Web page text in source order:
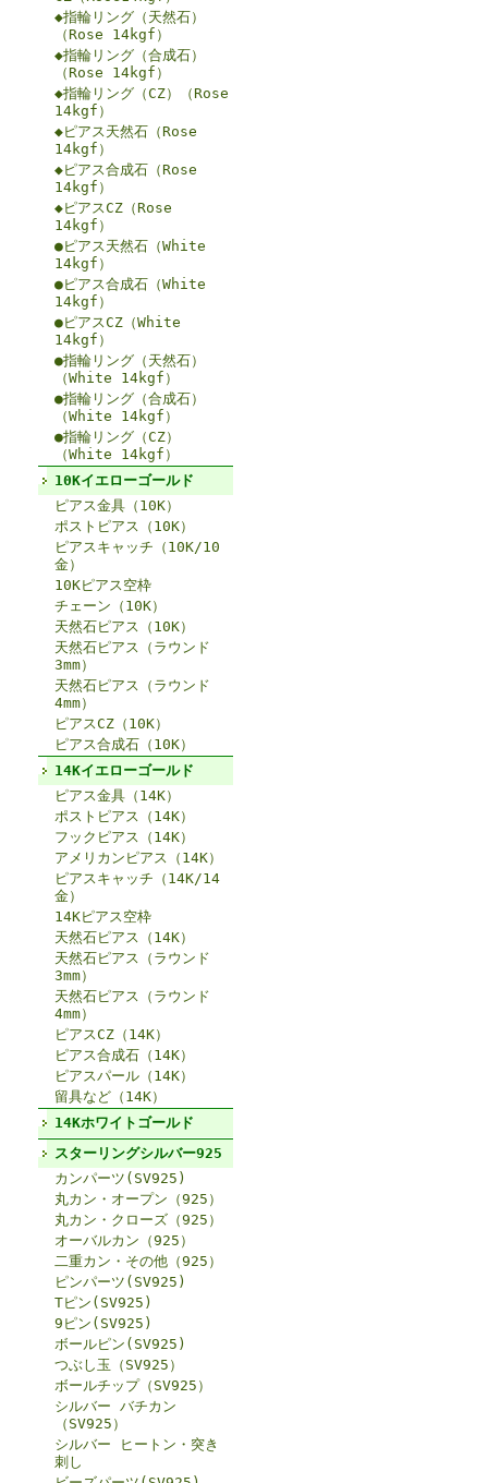
◆指輪リング（天然石）
（Rose 14kgf）
◆指輪リング（合成石）
（Rose 14kgf）
◆指輪リング（CZ）（Rose
14kgf）
◆ピアス天然石（Rose
14kgf）
◆ピアス合成石（Rose
14kgf）
◆ピアスCZ（Rose
14kgf）
●ピアス天然石（White
14kgf）
●ピアス合成石（White
14kgf）
●ピアスCZ（White
14kgf）
●指輪リング（天然石）
（White 14kgf）
●指輪リング（合成石）
（White 14kgf）
●指輪リング（CZ）
（White 14kgf）
10Kイエローゴールド
ピアス金具（10K）
ポストピアス（10K）
ピアスキャッチ（10K/10
金）
10Kピアス空枠
チェーン（10K）
天然石ピアス（10K）
天然石ピアス（ラウンド
3mm）
天然石ピアス（ラウンド
4mm）
ピアスCZ（10K）
ピアス合成石（10K）
14Kイエローゴールド
ピアス金具（14K）
ポストピアス（14K）
フックピアス（14K）
アメリカンピアス（14K）
ピアスキャッチ（14K/14
金）
14Kピアス空枠
天然石ピアス（14K）
天然石ピアス（ラウンド
3mm）
天然石ピアス（ラウンド
4mm）
ピアスCZ（14K）
ピアス合成石（14K）
ピアスパール（14K）
留具など（14K）
14Kホワイトゴールド
スターリングシルバー925
カンパーツ(SV925)
丸カン・オープン（925）
丸カン・クローズ（925）
オーバルカン（925）
二重カン・その他（925）
ピンパーツ(SV925)
Tピン(SV925)
9ピン(SV925)
ボールピン(SV925)
つぶし玉（SV925）
ボールチップ（SV925）
シルバー バチカン
（SV925）
シルバー ヒートン・突き
刺し